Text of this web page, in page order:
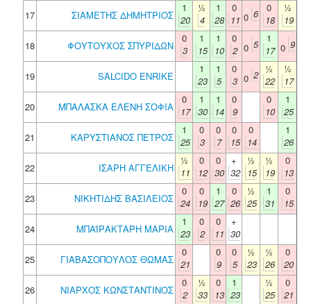
17
ΣΙΑΜΕΤΗΣ ΔΗΜΗΤΡΙΟΣ
1
20
½
4
1
28
0
11 0 6
0
18
½
19
18
ΦΟΥΤΟΥΧΟΣ ΣΠΥΡΙΔΩΝ
0
3
1
15
1
10
0
2 0 5
1
17 0 9
19 SALCIDO ENRIKE
1
23
1
5
0
3 0 2 ½
22
½
17
20
ΜΠΑΛΑΣΚΑ ΕΛΕΝΗ ΣΟΦΙΑ
0
17
1
30
1
14
0
9
0
10
1
25
21
ΚΑΡΥΣΤΙΑΝΟΣ ΠΕΤΡΟΣ
1
25
0
3
0
7
0
15
0
14
1
26
22
ΙΣΑΡΗ ΑΓΓΕΛΙΚΗ
½
11
0
12
0
30
+
32
½
15
½
19
0
13
23
ΝΙΚΗΤΙΔΗΣ ΒΑΣΙΛΕΙΟΣ
0
24
0
19
1
27
0
26
½
25
1
31
0
15
24
ΜΠΑΪΡΑΚΤΑΡΗ ΜΑΡΙΑ
1
23
0
2
0
11
+
30
25
ΓΙΑΒΑΣΟΠΟΥΛΟΣ ΘΩΜΑΣ
0
21
0
9
0
5
½
23
½
26
0
20
26
ΝΙΑΡΧΟΣ ΚΩΝΣΤΑΝΤΙΝΟΣ
0
2
½
33
0
13
1
23
½
25
0
21